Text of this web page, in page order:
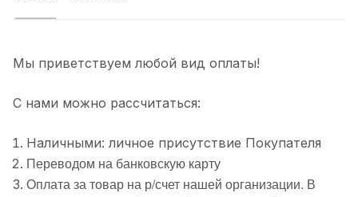
Мы приветствуем любой вид оплаты!
С нами можно рассчитаться:
Наличными: личное присутствие Покупателя
Переводом на банковскую карту
Оплата за товар на р/счет нашей организации. В